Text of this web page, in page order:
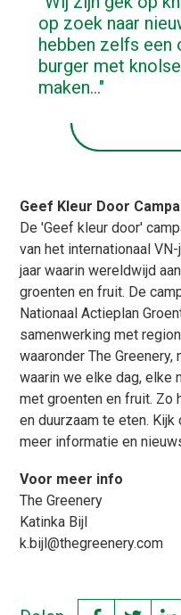
op zoek naar
hebben zelfs een
burger met
maken..."
Geef Kleur Door
De 'Geef kleur door'
van het internationaal
jaar waarin wereldwijd
groenten en fruit. De
Nationaal Actieplan
samenwerking met
waaronder The
waarin we elke dag, elke
met groenten en fruit. Zo
en duurzaam te eten.
meer informatie en
Voor meer info
The Greenery
Katinka Bijl
k.bijl@thegreenery.com